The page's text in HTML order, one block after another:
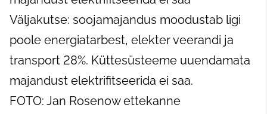
Väljakutse: soojamajandus moodustab ligi
poole energiatarbest, elekter veerandi ja
transport 28%. Küttesüsteeme uuendamata
majandust elektrifitseerida ei saa.
FOTO: Jan Rosenow ettekanne